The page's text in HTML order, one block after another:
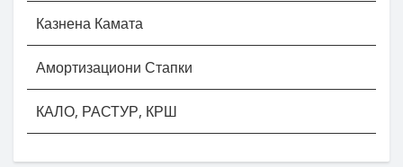
Казнена Камата
Амортизациони Стапки
КАЛО, РАСТУР, КРШ